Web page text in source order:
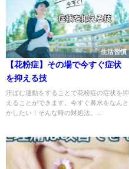
生活習慣
【花粉症】その場で今すぐ症状
を抑える技
汗ばむ運動をすることで花粉症の症状を抑
えることができます。今すぐ鼻水をなんと
かしたい！そんな時の対処法。...